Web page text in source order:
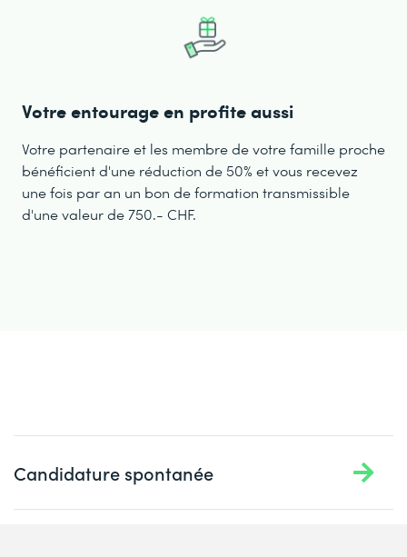
Votre entourage en profite aussi
Votre partenaire et les membre de votre famille proche
bénéficient d'une réduction de 50% et vous recevez
une fois par an un bon de formation transmissible
d'une valeur de 750.- CHF.
Candidature spontanée